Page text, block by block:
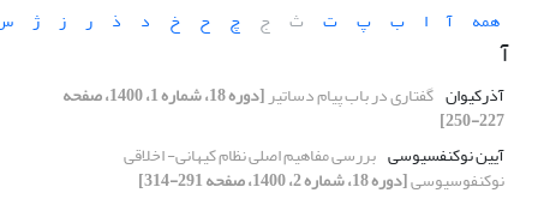
همه
آ ا ب پ ت ث ج چ ح خ د ذ ر ز ژ
آ
آذرکیوان گفتاری در باب پیام دساتیر [دوره 18، شماره 1، 1400، صفحه
227-250]
آیین نوکنفسیوسی بررسی مفاهیم اصلی نظام کیهانی- اخلاقی
نوکنفوسیوسی[دوره 18، شماره 2، 1400، صفحه 291-314]